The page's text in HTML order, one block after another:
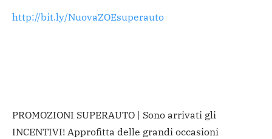
http://bit.ly/NuovaZOEsuperauto
PROMOZIONI SUPERAUTO | Sono arrivati gli
INCENTIVI! Approfitta delle grandi occasioni